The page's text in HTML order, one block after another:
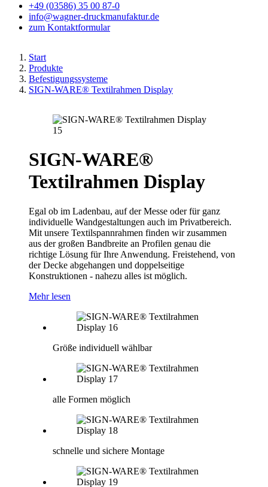
+49 (03586) 35 00 87-0
info@wagner-druckmanufaktur.de
zum Kontaktformular
Start
Produkte
Befestigungssysteme
SIGN-WARE® Textilrahmen Display
SIGN-WARE®
Textilrahmen Display
Egal ob im Ladenbau, auf der Messe oder für ganz
individuelle Wandgestaltungen auch im Privatbereich.
Mit unsere Textilspannrahmen finden wir zusammen
aus der großen Bandbreite an Profilen genau die
richtige Lösung für Ihre Anwendung. Freistehend, von
der Decke abgehangen und doppelseitige
Konstruktionen - nahezu alles ist möglich.
Mehr lesen
Größe individuell wählbar
alle Formen möglich
schnelle und sichere Montage